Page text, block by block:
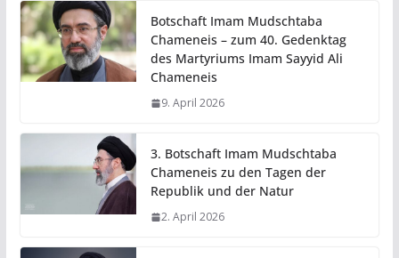
Botschaft Imam Mudschtaba
Chameneis – zum 40. Gedenktag
des Martyriums Imam Sayyid Ali
Chameneis
9. April 2026
3. Botschaft Imam Mudschtaba
Chameneis zu den Tagen der
Republik und der Natur
2. April 2026